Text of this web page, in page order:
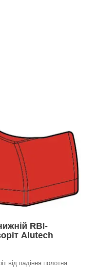
RBI-
Alutech
від падіння полотна